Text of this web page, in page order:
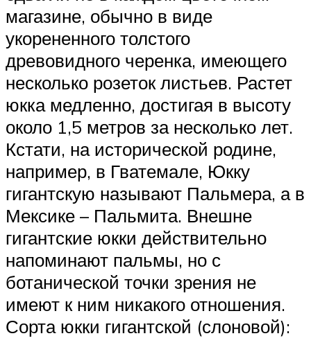
магазине, обычно в виде
укорененного толстого
древовидного черенка, имеющего
несколько розеток листьев. Растет
юкка медленно, достигая в высоту
около 1,5 метров за несколько лет.
Кстати, на исторической родине,
например, в Гватемале, Юкку
гигантскую называют Пальмера, а в
Мексике – Пальмита. Внешне
гигантские юкки действительно
напоминают пальмы, но с
ботанической точки зрения не
имеют к ним никакого отношения.
Сорта юкки гигантской (слоновой):